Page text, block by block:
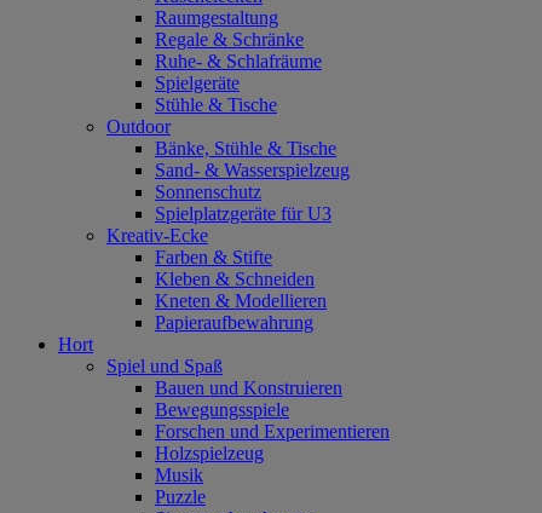
Raumgestaltung
Regale & Schränke
Ruhe- & Schlafräume
Spielgeräte
Stühle & Tische
Outdoor
Bänke, Stühle & Tische
Sand- & Wasserspielzeug
Sonnenschutz
Spielplatzgeräte für U3
Kreativ-Ecke
Farben & Stifte
Kleben & Schneiden
Kneten & Modellieren
Papieraufbewahrung
Hort
Spiel und Spaß
Bauen und Konstruieren
Bewegungsspiele
Forschen und Experimentieren
Holzspielzeug
Musik
Puzzle